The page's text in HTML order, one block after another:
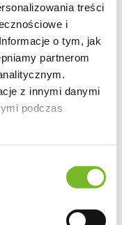
treści
i
o tym, jak
partnerom
z innymi danymi
podczas